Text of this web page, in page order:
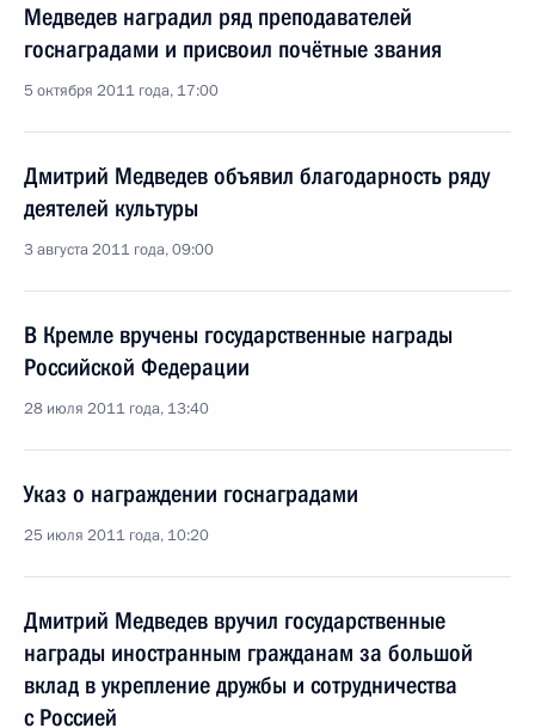
Медведев наградил ряд преподавателей
госнаградами и присвоил почётные звания
5 октября 2011 года, 17:00
Дмитрий Медведев объявил благодарность ряду
деятелей культуры
3 августа 2011 года, 09:00
В Кремле вручены государственные награды
Российской Федерации
28 июля 2011 года, 13:40
Указ о награждении госнаградами
25 июля 2011 года, 10:20
Дмитрий Медведев вручил государственные
награды иностранным гражданам за большой
вклад в укрепление дружбы и сотрудничества
с Россией